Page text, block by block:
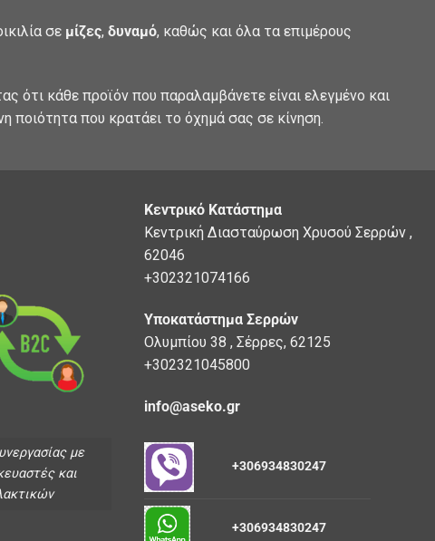
σε μίζες, δυναμό, καθώς και όλα τα επιμέρους
ότι κάθε προϊόν που παραλαμβάνετε είναι ελεγμένο και
ποιότητα που κρατάει το όχημά σας σε κίνηση.
με
και
Κεντρικό Κατάστημα
Κεντρική Διασταύρωση Χρυσού Σερρών ,
62046
+302321074166
Υποκατάστημα Σερρών
Ολυμπίου 38 , Σέρρες, 62125
+302321045800
info@aseko.gr
+306934830247
+306934830247